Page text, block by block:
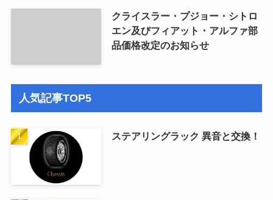
クライスラー・プジョー・シトロ
エン及びフィアット・アルファ部
品価格改定のお知らせ
人気記事TOP5
ステアリングラック 異音と交換！